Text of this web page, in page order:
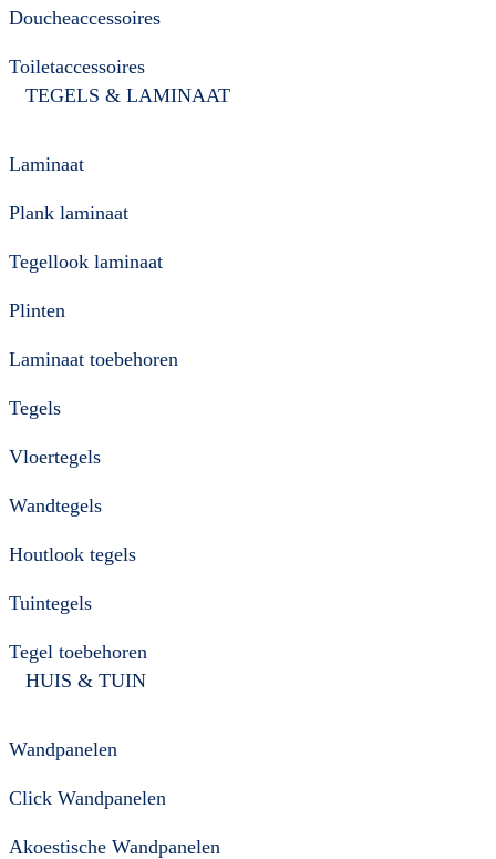
Doucheaccessoires
Toiletaccessoires
TEGELS & LAMINAAT
Laminaat
Plank laminaat
Tegellook laminaat
Plinten
Laminaat toebehoren
Tegels
Vloertegels
Wandtegels
Houtlook tegels
Tuintegels
Tegel toebehoren
HUIS & TUIN
Wandpanelen
Click Wandpanelen
Akoestische Wandpanelen